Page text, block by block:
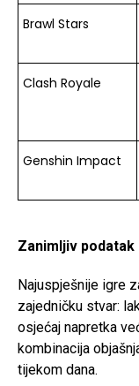
Brawl Stars
Clash Royale
Genshin Impact
Zanimljiv
Najuspješnije igre
zajedničku stvar:
osjećaj napretka
kombinacija
tijekom dana.